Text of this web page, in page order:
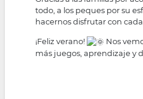
todo, a los peques por su
hacernos disfrutar con cada
¡Feliz verano!
Nos
más juegos, aprendizaje y